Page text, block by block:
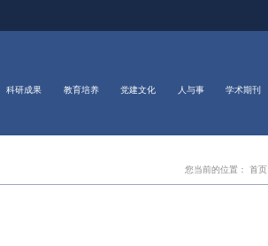
科研成果 教育培养 党建文化 人与事 学术期刊
您当前的位置： 首页